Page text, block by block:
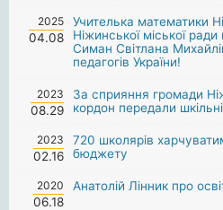
2025
04.08
Учителька математики
Ніжинської міської
Симан Світлана
педагогів України!
2023
08.29
За сприяння громади
кордон передали
2023
02.16
720 школярів
бюджету
2020
06.18
Анатолій Лінник про